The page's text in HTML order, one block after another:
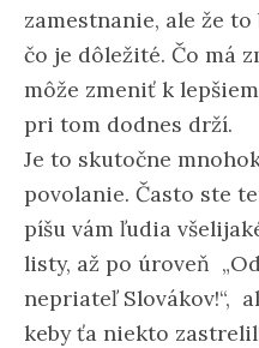
zamestnanie, ale že
čo je dôležité. Čo má
môže zmeniť k
pri tom dodnes drží.
Je to skutočne
povolanie. Často ste
píšu vám ľudia
listy, až po úroveň
nepriateľ Slovákov!“,
keby ťa niekto